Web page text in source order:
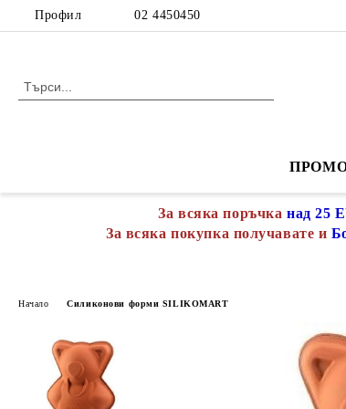
Профил 02 4450450
За всяка поръчка над 25
За всяка покупка получавате и
Начало Силиконови форми SILIKOMART